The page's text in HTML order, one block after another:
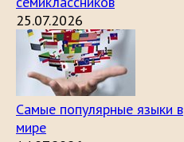
25.07.2026
Самые популярные языки в
мире